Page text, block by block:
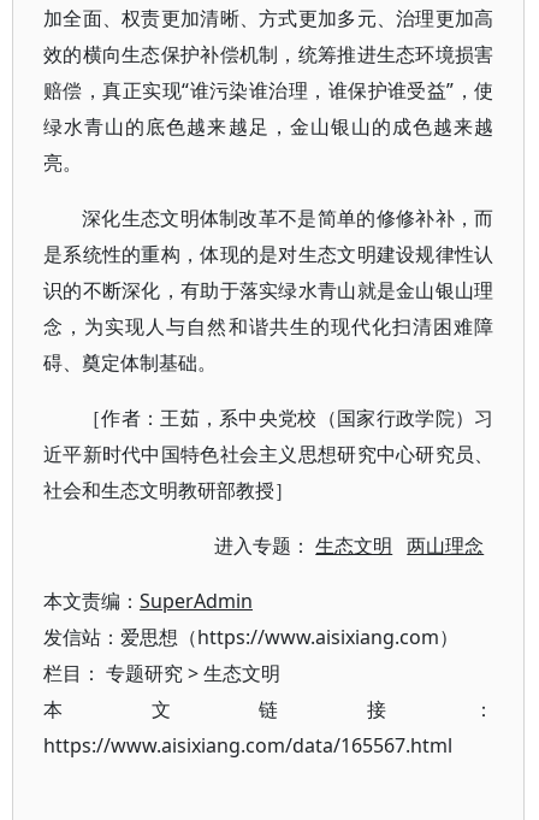
加全面、权责更加清晰、方式更加多元、治理更加高
效的横向生态保护补偿机制，统筹推进生态环境损害
赔偿，真正实现“谁污染谁治理，谁保护谁受益”，使
绿水青山的底色越来越足，金山银山的成色越来越
亮。
深化生态文明体制改革不是简单的修修补补，而
是系统性的重构，体现的是对生态文明建设规律性认
识的不断深化，有助于落实绿水青山就是金山银山理
念，为实现人与自然和谐共生的现代化扫清困难障
碍、奠定体制基础。
［作者：王茹，系中央党校（国家行政学院）习
近平新时代中国特色社会主义思想研究中心研究员、
社会和生态文明教研部教授］
进入专题：生态文明 两山理念
本文责编： SuperAdmin
发信站：爱思想（https://www.aisixiang.com）
栏目： 专题研究>生态文明
本文链接：
https://www.aisixiang.com/data/165567.html